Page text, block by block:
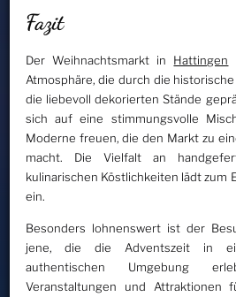
Fazit
Der Weihnachtsmarkt in Hattingen
Atmosphäre, die durch die
die liebevoll dekorierten Stände
sich auf eine stimmungsvolle
Moderne freuen, die den Markt zu
macht. Die Vielfalt an
kulinarischen Köstlichkeiten lädt zum
ein.
Besonders lohnenswert ist der
jene, die die Adventszeit in
authentischen Umgebung
Veranstaltungen und Attraktionen